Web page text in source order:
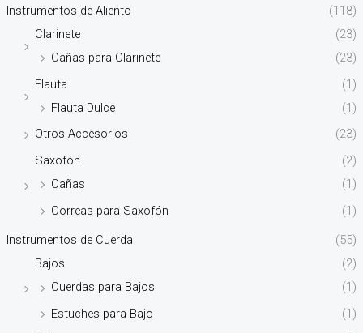
Instrumentos de Aliento
(118)
Clarinete
(23)
Cañas para Clarinete
(23)
Flauta
(1)
Flauta Dulce
(1)
Otros Accesorios
(23)
Saxofón
(2)
Cañas
(1)
Correas para Saxofón
(1)
Instrumentos de Cuerda
(55)
Bajos
(2)
Cuerdas para Bajos
(1)
Estuches para Bajo
(1)